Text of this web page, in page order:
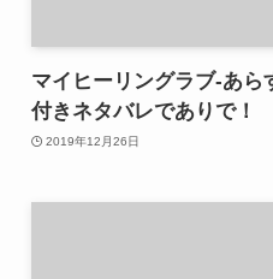
マイヒーリングラブ-あら
付きネタバレでありで！
2019年12月26日